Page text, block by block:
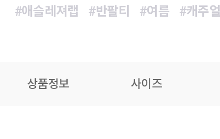
#애슬레져랩 #반팔티 #여름 #캐주
상품정보 사이즈